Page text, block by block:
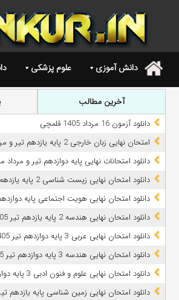
. دانش آموزی علوم پزشکی
آخرین مطالب
دانلود آزمون 16 مرداد 1405 قلمچی
امتحان نهایی زبان خارجی 2 پایه یازدهم تیر و مرداد 1405 + فایل صوتی
دانلود امتحانات نهایی پایه دوازدهم تیر و مرداد ماه
دانلود امتحان نهایی زیست شناسی 2 پایه یازدهم تیر 1405 + پاسخ
دانلود امتحان نهایی هویت اجتماعی پایه دوازدهم تیر 1405
دانلود امتحان نهایی هندسه 2 پایه یازدهم تیر 1405 + پاسخ
دانلود امتحان نهایی عربی 3 پایه دوازدهم تیر 1405 + پاسخ
دانلود امتحان نهایی هندسه 3 پایه دوازدهم تیر 1405
دانلود امتحان نهایی علوم و فنون ادبی 3 پایه دوازدهم تیر 1405
دانلود امتحان نهایی زمین شناسی پایه یازدهم تیر